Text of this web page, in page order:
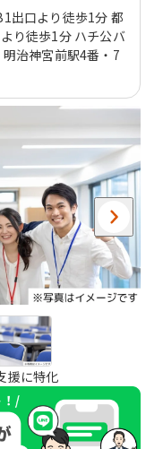
出口より徒歩1分 都
り徒歩1分 ハチ公バ
治神宮前駅4番・7
援に特化